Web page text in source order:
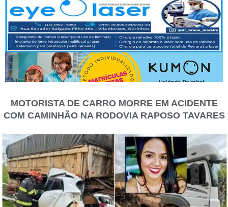
MOTORISTA DE CARRO MORRE EM ACIDENTE
COM CAMINHÃO NA RODOVIA RAPOSO TAVARES